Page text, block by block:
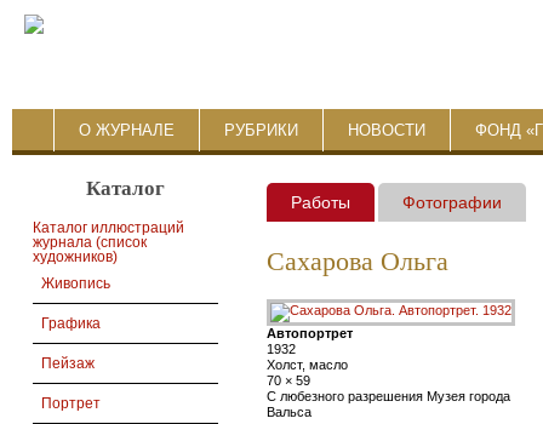
О ЖУРНАЛЕ РУБРИКИ НОВОСТИ ФОНД
Каталог
Каталог иллюстраций
журнала (список
художников)
Живопись
Графика
Пейзаж
Портрет
Работы Фотографии
Сахарова Ольга
Автопортрет
1932
Холст, масло
70 × 59
С любезного разрешения Музея города
Вальса